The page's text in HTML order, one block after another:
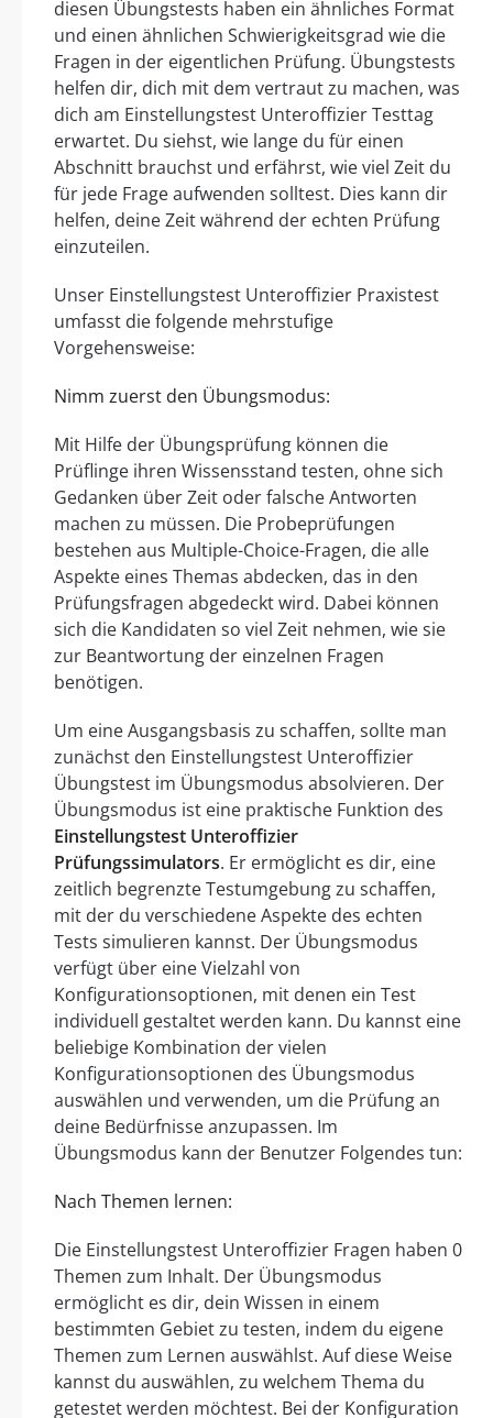
diesen Übungstests haben ein ähnliches Format
und einen ähnlichen Schwierigkeitsgrad wie die
Fragen in der eigentlichen Prüfung. Übungstests
helfen dir, dich mit dem vertraut zu machen, was
dich am Einstellungstest Unteroffizier Testtag
erwartet. Du siehst, wie lange du für einen
Abschnitt brauchst und erfährst, wie viel Zeit du
für jede Frage aufwenden solltest. Dies kann dir
helfen, deine Zeit während der echten Prüfung
einzuteilen.
Unser Einstellungstest Unteroffizier Praxistest
umfasst die folgende mehrstufige
Vorgehensweise:
Nimm zuerst den Übungsmodus:
Mit Hilfe der Übungsprüfung können die
Prüflinge ihren Wissensstand testen, ohne sich
Gedanken über Zeit oder falsche Antworten
machen zu müssen. Die Probeprüfungen
bestehen aus Multiple-Choice-Fragen, die alle
Aspekte eines Themas abdecken, das in den
Prüfungsfragen abgedeckt wird. Dabei können
sich die Kandidaten so viel Zeit nehmen, wie sie
zur Beantwortung der einzelnen Fragen
benötigen.
Um eine Ausgangsbasis zu schaffen, sollte man
zunächst den Einstellungstest Unteroffizier
Übungstest im Übungsmodus absolvieren. Der
Übungsmodus ist eine praktische Funktion des
Einstellungstest Unteroffizier
Prüfungssimulators. Er ermöglicht es dir, eine
zeitlich begrenzte Testumgebung zu schaffen,
mit der du verschiedene Aspekte des echten
Tests simulieren kannst. Der Übungsmodus
verfügt über eine Vielzahl von
Konfigurationsoptionen, mit denen ein Test
individuell gestaltet werden kann. Du kannst eine
beliebige Kombination der vielen
Konfigurationsoptionen des Übungsmodus
auswählen und verwenden, um die Prüfung an
deine Bedürfnisse anzupassen. Im
Übungsmodus kann der Benutzer Folgendes tun:
Nach Themen lernen:
Die Einstellungstest Unteroffizier Fragen haben 0
Themen zum Inhalt. Der Übungsmodus
ermöglicht es dir, dein Wissen in einem
bestimmten Gebiet zu testen, indem du eigene
Themen zum Lernen auswählst. Auf diese Weise
kannst du auswählen, zu welchem Thema du
getestet werden möchtest. Bei der Konfiguration